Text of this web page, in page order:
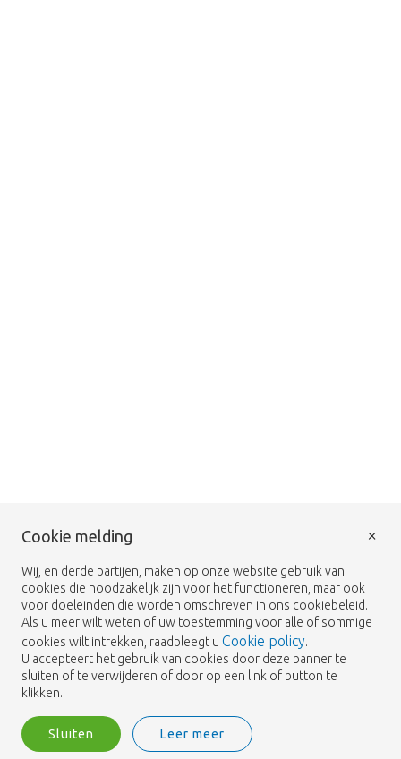
Cookie melding
Wij, en derde partijen, maken op onze website gebruik van
cookies die noodzakelijk zijn voor het functioneren, maar ook
voor doeleinden die worden omschreven in ons cookiebeleid.
Als u meer wilt weten of uw toestemming voor alle of sommige
cookies wilt intrekken, raadpleegt u Cookie policy.
U accepteert het gebruik van cookies door deze banner te
sluiten of te verwijderen of door op een link of button te
klikken.
Sluiten Leer meer
×